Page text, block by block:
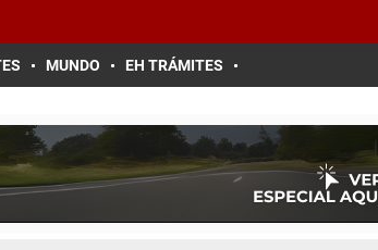
MUNDO EH TRÁMITES